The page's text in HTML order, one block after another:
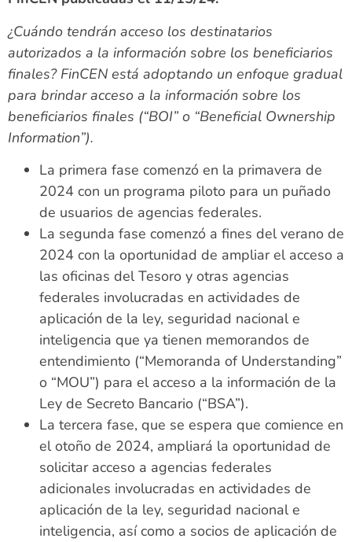
¿Cuándo tendrán acceso los destinatarios
autorizados a la información sobre los beneficiarios
finales? FinCEN está adoptando un enfoque gradual
para brindar acceso a la información sobre los
beneficiarios finales (“BOI” o “Beneficial Ownership
Information”).
La primera fase comenzó en la primavera de
2024 con un programa piloto para un puñado
de usuarios de agencias federales.
La segunda fase comenzó a fines del verano de
2024 con la oportunidad de ampliar el acceso a
las oficinas del Tesoro y otras agencias
federales involucradas en actividades de
aplicación de la ley, seguridad nacional e
inteligencia que ya tienen memorandos de
entendimiento (“Memoranda of Understanding”
o “MOU”) para el acceso a la información de la
Ley de Secreto Bancario (“BSA”).
La tercera fase, que se espera que comience en
el otoño de 2024, ampliará la oportunidad de
solicitar acceso a agencias federales
adicionales involucradas en actividades de
aplicación de la ley, seguridad nacional e
inteligencia, así como a socios de aplicación de